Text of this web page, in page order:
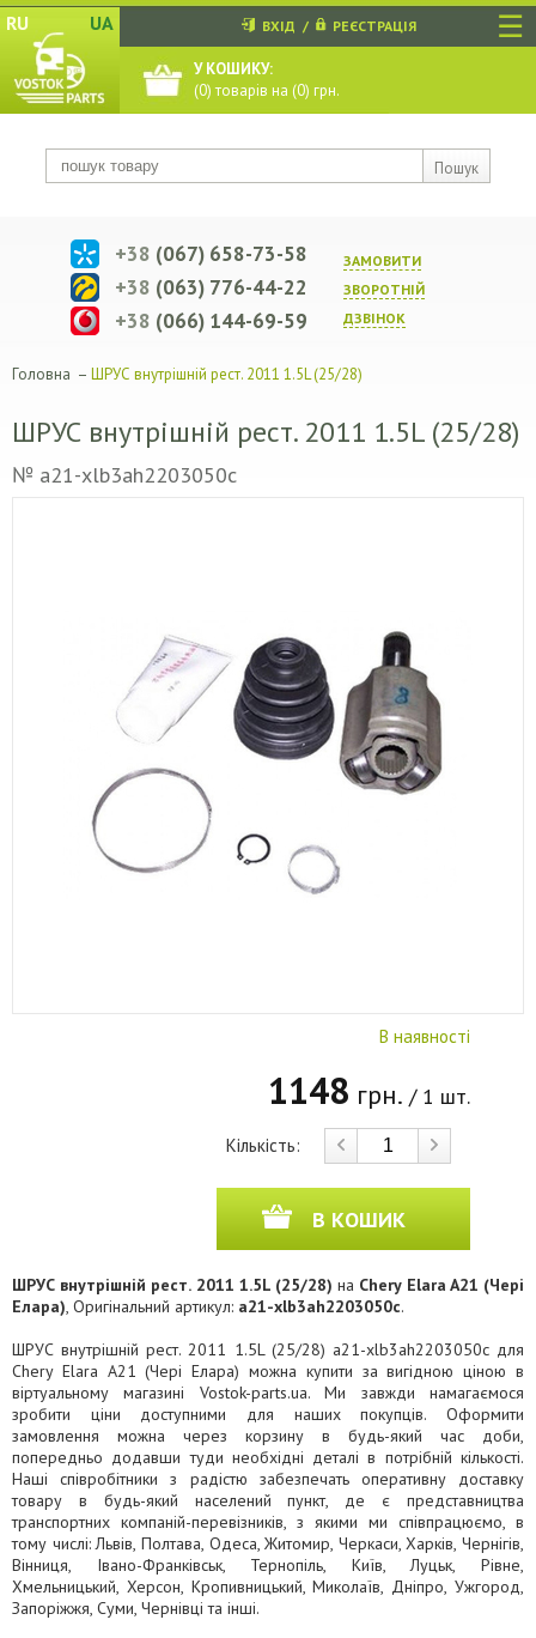
☰
RU UA
Пошук
ВХІД / РЕЄСТРАЦІЯ
У КОШИКУ:
(0) товарів на (0) грн.
ЗАМОВИТИ
ЗВОРОТНIЙ
ДЗВIНОК
+38 (067) 658-73-58
+38 (063) 776-44-22
+38 (066) 144-69-59
Головна – ШРУС внутрішній рест. 2011 1.5L (25/28)
ШРУС внутрішній рест. 2011 1.5L (25/28)
№ a21-xlb3ah2203050c
В наявності
1148 грн. / 1 шт.
Кількість:
В КОШИК
ШРУС внутрішній рест. 2011 1.5L (25/28) на Chery Elara A21 (Чері
Елара), Оригінальний артикул: a21-xlb3ah2203050c.
ШРУС внутрішній рест. 2011 1.5L (25/28) a21-xlb3ah2203050c для
Chery Elara A21 (Чері Елара) можна купити за вигідною ціною в
віртуальному магазині Vostok-parts.ua. Ми завжди намагаємося
зробити ціни доступними для наших покупців. Оформити
замовлення можна через корзину в будь-який час доби,
попередньо додавши туди необхідні деталі в потрібній кількості.
Наші співробітники з радістю забезпечать оперативну доставку
товару в будь-який населений пункт, де є представництва
транспортних компаній-перевізників, з якими ми співпрацюємо, в
тому числі: Львів, Полтава, Одеса, Житомир, Черкаси, Харків, Чернігів,
Вінниця, Івано-Франківськ, Тернопіль, Київ, Луцьк, Рівне,
Хмельницький, Херсон, Кропивницький, Миколаїв, Дніпро, Ужгород,
Запоріжжя, Суми, Чернівці та інші.